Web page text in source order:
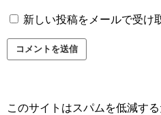
新しい投稿をメールで受け
このサイトはスパムを低減す